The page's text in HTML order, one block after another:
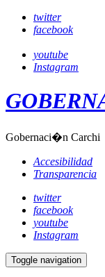
twitter
facebook
youtube
Instagram
Gobernaci�n Carchi
Accesibilidad
Transparencia
twitter
facebook
youtube
Instagram
Toggle navigation